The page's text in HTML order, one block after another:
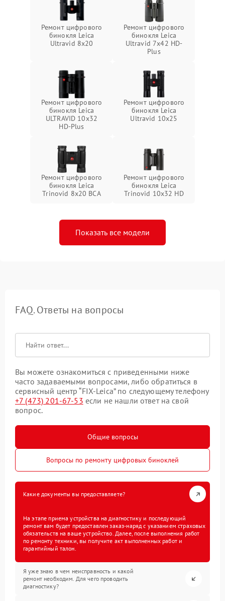
Ремонт цифрового
бинокля Leica
Ultravid 8x20
Ремонт цифрового
бинокля Leica
Ultravid 7x42 HD-
Plus
Ремонт цифрового
бинокля Leica
ULTRAVID 10x32
HD-Plus
Ремонт цифрового
бинокля Leica
Ultravid 10x25
Ремонт цифрового
бинокля Leica
Trinovid 8x20 BCA
Ремонт цифрового
бинокля Leica
Trinovid 10x32 HD
Показать все модели
FAQ. Ответы на вопросы
Вы можете ознакомиться с приведенными ниже
часто задаваемыми вопросами, либо обратиться в
сервисный центр “FIX-Leica” по следующему телефону
+7 (473) 201-67-53 если не нашли ответ на свой
вопрос.
Общие вопросы
Вопросы по ремонту цифровых биноклей
Какие документы вы предоставляете?
На этапе приема устройства на диагностику и последующий
ремонт вам будет предоставлен заказ-наряд с указанием страховых
обязательств на ваше устройство. Далее, после выполнения работ
по ремонту техники, вы получите акт выполненных работ и
гарантийный талон.
Я уже знаю в чем неисправность и какой
ремонт необходим. Для чего проводить
диагностику?